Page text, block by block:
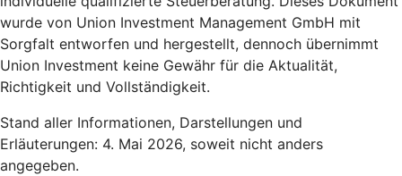
wurde von Union Investment Management GmbH mit
Sorgfalt entworfen und hergestellt, dennoch übernimmt
Union Investment keine Gewähr für die Aktualität,
Richtigkeit und Vollständigkeit.
Stand aller Informationen, Darstellungen und
Erläuterungen: 4. Mai 2026, soweit nicht anders
angegeben.